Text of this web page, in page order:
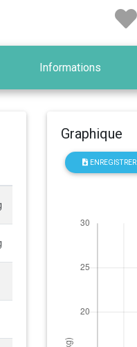
Informations
Graphique
ENREGISTRER